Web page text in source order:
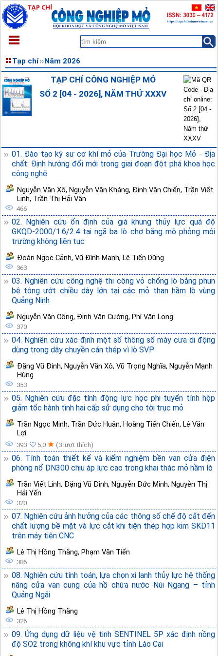
TRANG CHỦ
GIỚI THIỆU
TẠP CHÍ
XEM TRƯỚC
TÀI LIỆU
Tạp chí Năm 2026
TẠP CHÍ CÔNG NGHIỆP MỎ
SỐ 2 [04 - 2026], NĂM THỨ XXXV
01. Đào tạo kỹ sư cơ khí mỏ của Trường Đại học Mỏ - Địa
chất: Định hướng đổi mới trong giai đoạn đột phá khoa học
công nghệ
Nguyễn Văn Xô, Nguyễn Văn Kháng, Đinh Văn Chiến, Trần Viết
Linh, Trần Thị Hải Vân
466
02. Nghiên cứu ổn định của giá khung thủy lực quá độ
GKQD-2000/1.6/2.4 tại ngã ba lò chợ bằng mô phỏng môi
trường không liên tục
Đoàn Ngọc Cảnh, Vũ Đình Mạnh, Lê Tiến Dũng
363
03. Nghiên cứu công nghệ thi công vỏ chống lò bằng phun
bê tông ướt chiều dày lớn tại các mỏ than hầm lò vùng
Quảng Ninh
Nguyễn Văn Công, Đinh Văn Cường, Phí Văn Long
370
04. Nghiên cứu xác định một số thông số máy cưa di động
dùng trong dây chuyền cán thép vì lò SVP
Đặng Vũ Đinh, Nguyễn Văn Xô, Vũ Trọng Nghĩa, Nguyễn Mạnh
Hùng
353
05. Nghiên cứu đặc tính động lực học phi tuyến tính hộp
giảm tốc hành tinh hai cấp sử dụng cho tời trục mỏ
Trần Ngọc Minh, Trần Đức Huân, Hoàng Tiến Chiến, Lê Văn
Lợi
393 5.0 ★ (3 lượt thích)
06. Tính toán thiết kế và kiểm nghiệm bền van cửa điện
phòng nổ DN300 chịu áp lực cao trong khai thác mỏ hầm lò
Trần Viết Linh, Đặng Vũ Đinh, Nguyễn Đức Minh, Nguyễn Thị
Hải Yến
320
07. Nghiên cứu ảnh hưởng của các thông số chế độ cắt đến
chất lượng bề mặt và lực cắt khi tiện thép hợp kim SKD11
trên máy tiện CNC
Lê Thị Hồng Thắng, Phạm Văn Tiến
386
08. Nghiên cứu tính toán, lựa chọn xi lanh thủy lực hệ thống
nâng cửa van cung của hồ chứa nước Núi Ngang – tỉnh
Quảng Ngãi
Lê Thị Hồng Thắng
326
09. Ứng dụng dữ liệu vệ tinh SENTINEL 5P xác định nồng
độ SO2 trong không khí khu vực tỉnh Lào Cai